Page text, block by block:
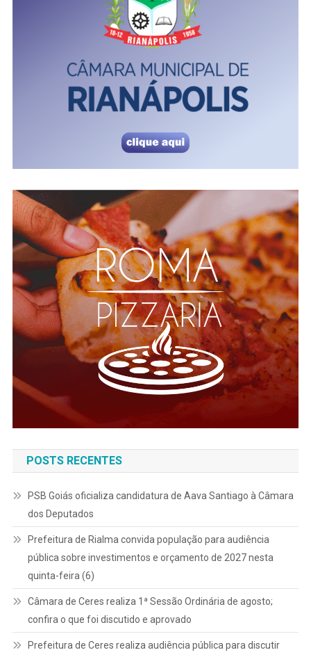
POSTS RECENTES
PSB Goiás oficializa candidatura de Aava Santiago à Câmara
dos Deputados
Prefeitura de Rialma convida população para audiência
pública sobre investimentos e orçamento de 2027 nesta
quinta-feira (6)
Câmara de Ceres realiza 1ª Sessão Ordinária de agosto;
confira o que foi discutido e aprovado
Prefeitura de Ceres realiza audiência pública para discutir